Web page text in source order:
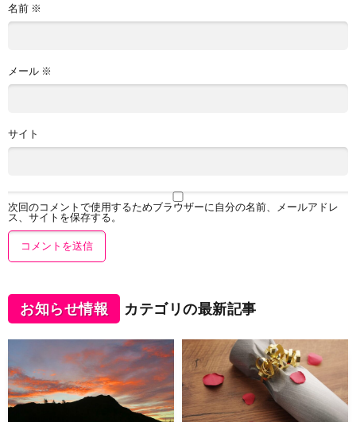
名前 ※
メール ※
サイト
次回のコメントで使用するためブラウザーに自分の名前、メールアドレ
ス、サイトを保存する。
お知らせ情報 カテゴリの最新記事